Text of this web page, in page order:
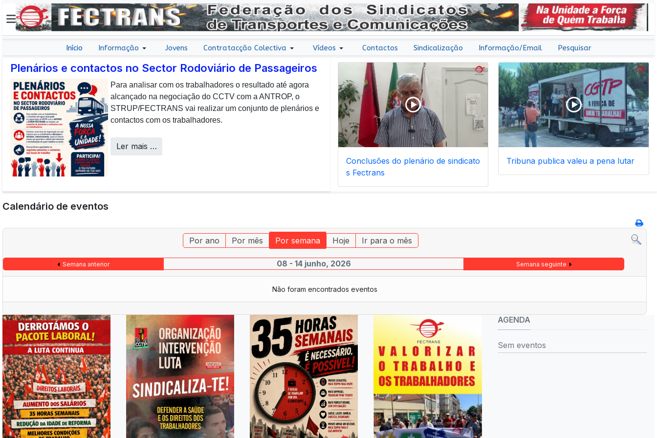
Início Informação Jovens Contratacção Colectiva Vídeos Contactos Sindicalização Informação/Email Pesquisar
Plenários e contactos no Sector Rodoviário de Passageiros
Para analisar com os trabalhadores o resultado até agora
alcançado na negociação do CCTV com a ANTROP, o
STRUP/FECTRANS vai realizar um conjunto de plenários e
contactos com os trabalhadores.
Ler mais …
E não posso […] deixar de dar uma nota de agradecimento
aos colaboradores da CP que, todos os dias, enfrentam com
sucesso os desafios operacionais de manutenção inerentes
a uma frota tão envelhecida.
Call Centers
Conclusões do plenário de sindicato
s Fectrans
Tribuna publica valeu a pena lutar
Calendário de eventos
Por ano Por mês Por semana Hoje Ir para o mês
Semana anterior 08 - 14 junho, 2026 Semana seguinte
Não foram encontrados eventos
AGENDA
Sem eventos